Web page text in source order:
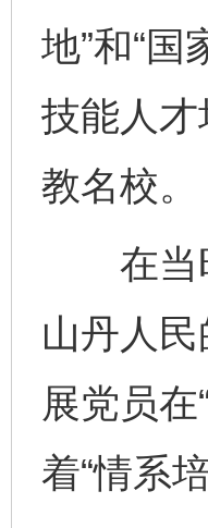
地”和“
技能人
教名校。
在当时
山丹人
展党员
着“情系